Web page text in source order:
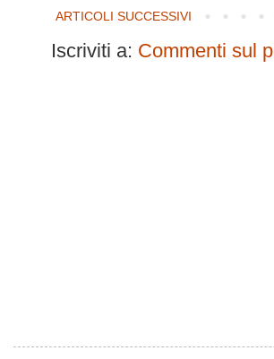
ARTICOLI SUCCESSIVI
Iscriviti a: Commenti sul